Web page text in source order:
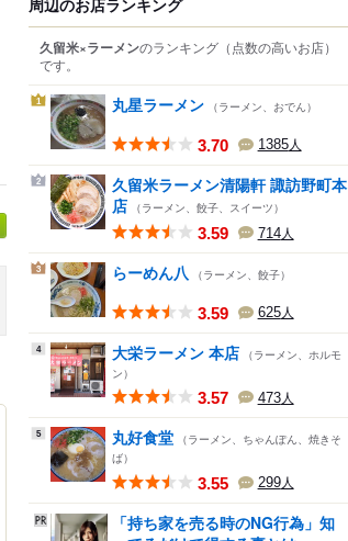
周辺のお店ランキング
久留米×ラーメンのランキング （点数の高いお店）
です。
1 丸星ラーメン （ラーメン、おでん）
3.70 1385人
2
久留米ラーメン清陽軒 諏訪野町本
店 （ラーメン、餃子、スイーツ）
3.59 714人
3 らーめん八 （ラーメン、餃子）
3.59 625人
4 大栄ラーメン 本店 （ラーメン、ホルモ
ン）
3.57 473人
5 丸好食堂 （ラーメン、ちゃんぽん、焼きそ
ば）
3.55 299人
「持ち家を売る時のNG行為」知